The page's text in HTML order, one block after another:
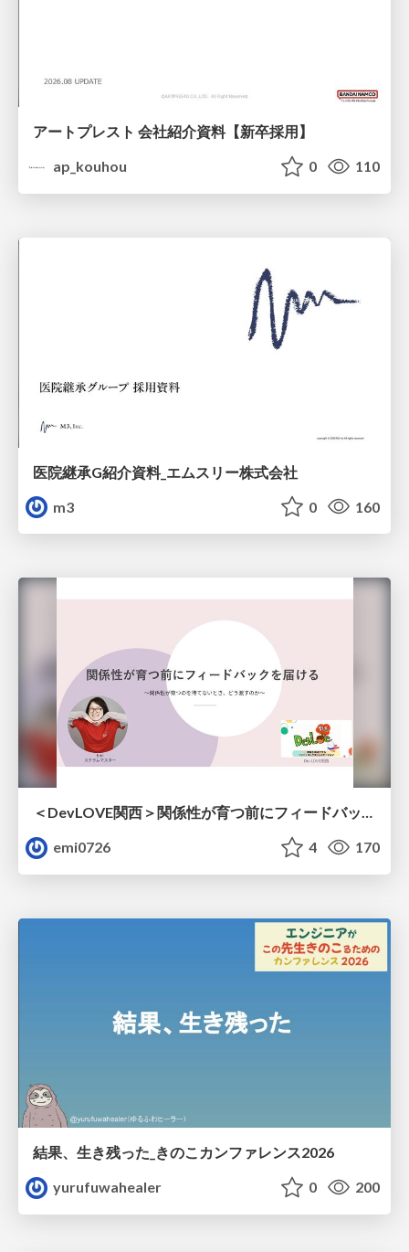
アートプレスト 会社紹介資料【新卒採用】
ap_kouhou
0 110
医院継承G紹介資料_エムスリー株式会社
m3
0 160
＜DevLOVE関西＞関係性が育つ前にフィードバックを届ける ～関係性が育つのを待てないとき、どう渡すのか～
emi0726
4 170
結果、生き残った_きのこカンファレンス2026
yurufuwahealer
0 200